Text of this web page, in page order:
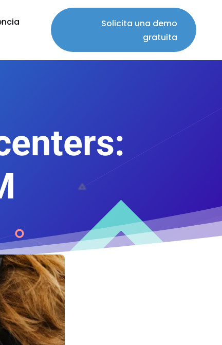
Solicita una demo
gratuita